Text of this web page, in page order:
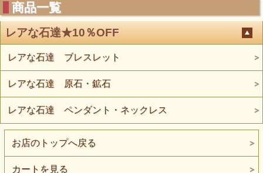
商品一覧
レアな石達★10％OFF
レアな石達 ブレスレット
レアな石達 原石・鉱石
レアな石達 ペンダント・ネックレス
お店のトップへ戻る
カートを見る